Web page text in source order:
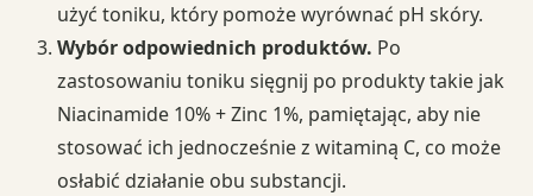
użyć toniku, który pomoże wyrównać pH skóry.
Wybór odpowiednich produktów. Po
zastosowaniu toniku sięgnij po produkty takie jak
Niacinamide 10% + Zinc 1%, pamiętając, aby nie
stosować ich jednocześnie z witaminą C, co może
osłabić działanie obu substancji.